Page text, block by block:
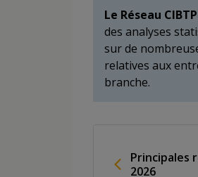
Le Réseau CIBTP
des analyses
sur de
relatives aux
branche.
Principales
2026